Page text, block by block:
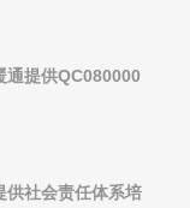
通提供QC080000
供社会责任体系培